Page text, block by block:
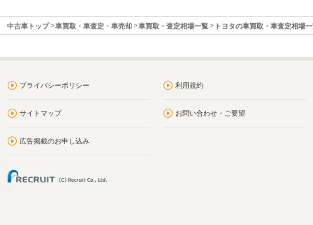
中古車トップ 車買取・車査定・車売却 車買取・査定相場一覧 トヨタの車買取・車査定相場
プライバシーポリシー 利用規約
サイトマップ お問い合わせ・ご要望
広告掲載のお申し込み